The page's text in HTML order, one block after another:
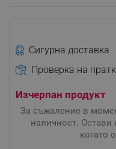
Сигурна доставка
Проверка на
Изчерпан продукт
За съжаление в
наличност.
когато